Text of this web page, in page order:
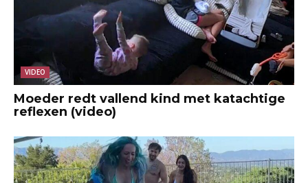
VIDEO
Moeder redt vallend kind met katachtige
reflexen (video)